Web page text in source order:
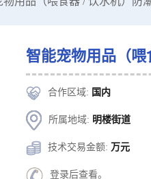
智能宠物用品（
合作区域: 国内
所属地域: 明楼街道
技术交易金额: 万元
登录后查看。